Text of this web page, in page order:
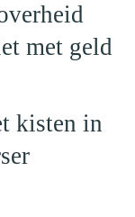
met geld
kisten in